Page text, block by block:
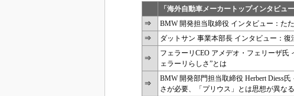
「海外自動車メーカートップインタビュ
⇒
BMW 開発担当取締役 インタビュー：た
⇒
ダットサン 事業本部長 インタビュー：
⇒
フェラーリCEO アメデオ・フェリーザ氏
ェラーリらしさ”とは
⇒
BMW 開発部門担当取締役 Herbert Diess
さが必要、「プリウス」とは思想が異なる